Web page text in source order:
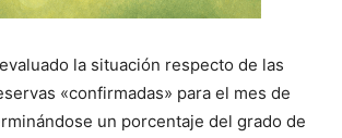
la situación respecto de las
«confirmadas» para el mes de
un porcentaje del grado de